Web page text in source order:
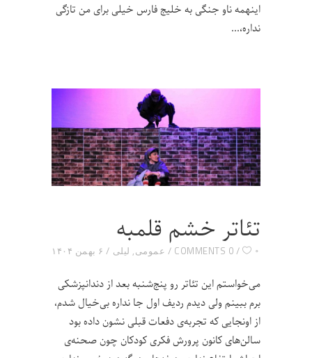
اینهمه ناو جنگی به خلیج فارس خیلی برای من تازگی
نداره،
تئاتر خشم قلمبه
۶ بهمن ۱۴۰۴ عمومی, لیلی 0 COMMENTS ۰
می‌خواستم این تئاتر رو پنج‌شنبه بعد از دندانپزشکی
برم ببینم ولی دیدم ردیف اول جا نداره بی‌خیال شدم،
از اونجایی که تجربه‌ی دفعات قبلی نشون داده بود
سالن‌های کانون پرورش فکری کودکان چون صحنه‌ی